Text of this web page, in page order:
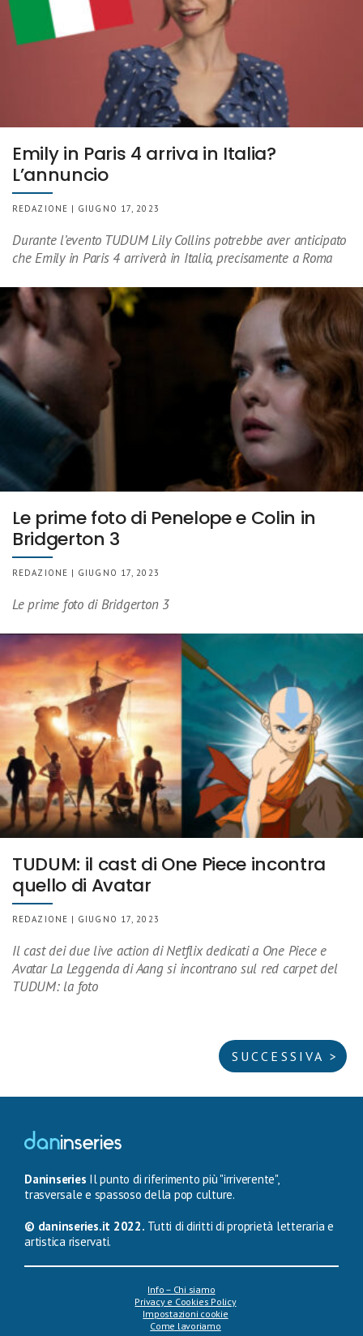
Emily in Paris 4 arriva in Italia?
L’annuncio
REDAZIONE | GIUGNO 17, 2023
Durante l’evento TUDUM Lily Collins potrebbe aver anticipato
che Emily in Paris 4 arriverà in Italia, precisamente a Roma
Le prime foto di Penelope e Colin in
Bridgerton 3
REDAZIONE | GIUGNO 17, 2023
Le prime foto di Bridgerton 3
TUDUM: il cast di One Piece incontra
quello di Avatar
REDAZIONE | GIUGNO 17, 2023
Il cast dei due live action di Netflix dedicati a One Piece e
Avatar La Leggenda di Aang si incontrano sul red carpet del
TUDUM: la foto
SUCCESSIVA >
Daninseries Il punto di riferimento più "irriverente",
trasversale e spassoso della pop culture.
© daninseries.it 2022. Tutti di diritti di proprietà letteraria e
artistica riservati.
Info – Chi siamo
Privacy e Cookies Policy
Impostazioni cookie
Come lavoriamo